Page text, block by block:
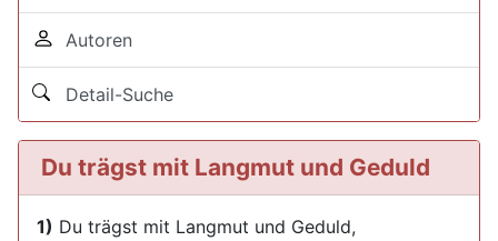
Autoren
Detail-Suche
Du trägst mit Langmut und Geduld
1) Du trägst mit Langmut und Geduld,